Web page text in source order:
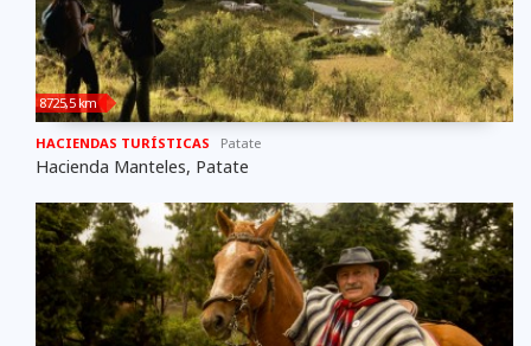
8725,5 km
HACIENDAS TURÍSTICAS Patate
Hacienda Manteles, Patate